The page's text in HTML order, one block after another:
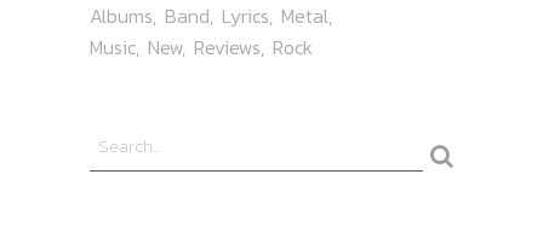
Albums Band Lyrics Metal
Music New Reviews Rock